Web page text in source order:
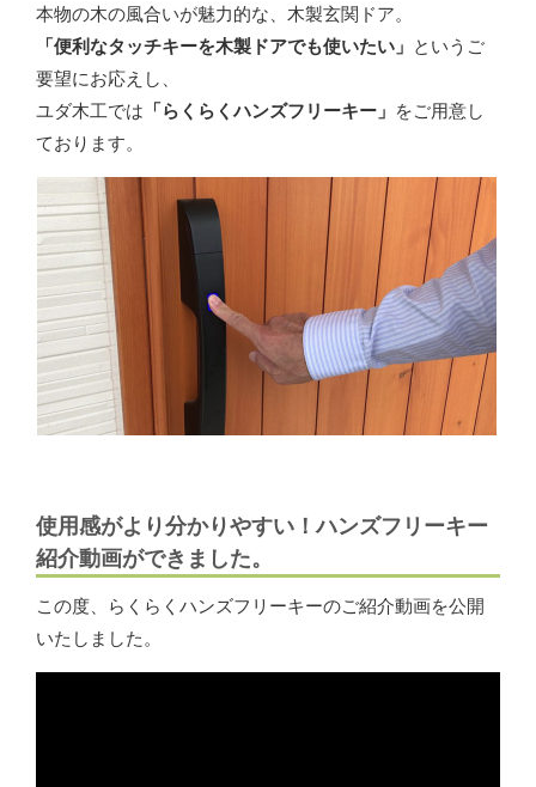
本物の木の風合いが魅力的な、木製玄関ドア。
「便利なタッチキーを木製ドアでも使いたい」 というご
要望にお応えし、
ユダ木工では 「らくらくハンズフリーキー」 をご用意し
ております。
使用感がより分かりやすい！ハンズフリーキー
紹介動画ができました。
この度、らくらくハンズフリーキーのご紹介動画を公開
いたしました。